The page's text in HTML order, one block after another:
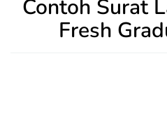
Contoh Surat
Fresh